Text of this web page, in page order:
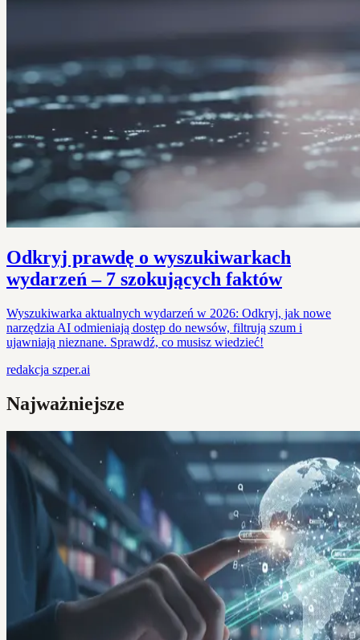
Odkryj prawdę o wyszukiwarkach
wydarzeń – 7 szokujących faktów
Wyszukiwarka aktualnych wydarzeń w 2026: Odkryj, jak nowe
narzędzia AI odmieniają dostęp do newsów, filtrują szum i
ujawniają nieznane. Sprawdź, co musisz wiedzieć!
redakcja szper.ai
Najważniejsze